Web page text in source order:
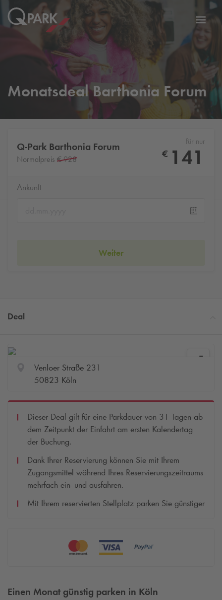
Zur
Monatsdeal Barthonia Forum
Q-Park Barthonia Forum
Normalpreis € 928
für nur
€ 141
Ankunft
Weiter
Deal
Einen Monat günstig parken in Köln
Venloer Straße 231
50823 Köln
Dieser Deal gilt für eine Parkdauer von 31 Tagen ab
dem Zeitpunkt der Einfahrt am ersten Kalendertag
der Buchung.
Dank Ihrer Reservierung können Sie mit Ihrem
Zugangsmittel während Ihres Reservierungszeitraums
mehrfach ein- und ausfahren.
Mit Ihrem reservierten Stellplatz parken Sie günstiger